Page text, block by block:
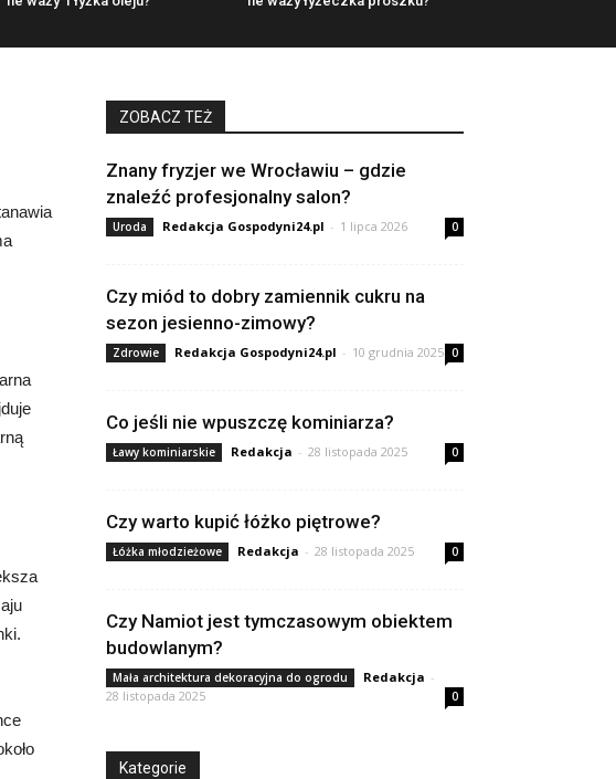
ZOBACZ TEŻ
Znany fryzjer we Wrocławiu – gdzie
znaleźć profesjonalny salon?
Uroda Redakcja Gospodyni24.pl - 1 lipca 2026 0
Czy miód to dobry zamiennik cukru na
sezon jesienno-zimowy?
Zdrowie Redakcja Gospodyni24.pl - 10 grudnia 2025 0
Co jeśli nie wpuszczę kominiarza?
Ławy kominiarskie Redakcja - 28 listopada 2025 0
Czy warto kupić łóżko piętrowe?
Łóżka młodzieżowe Redakcja - 28 listopada 2025 0
Czy Namiot jest tymczasowym obiektem
budowlanym?
Mała architektura dekoracyjna do ogrodu Redakcja -
28 listopada 2025
0
Kategorie